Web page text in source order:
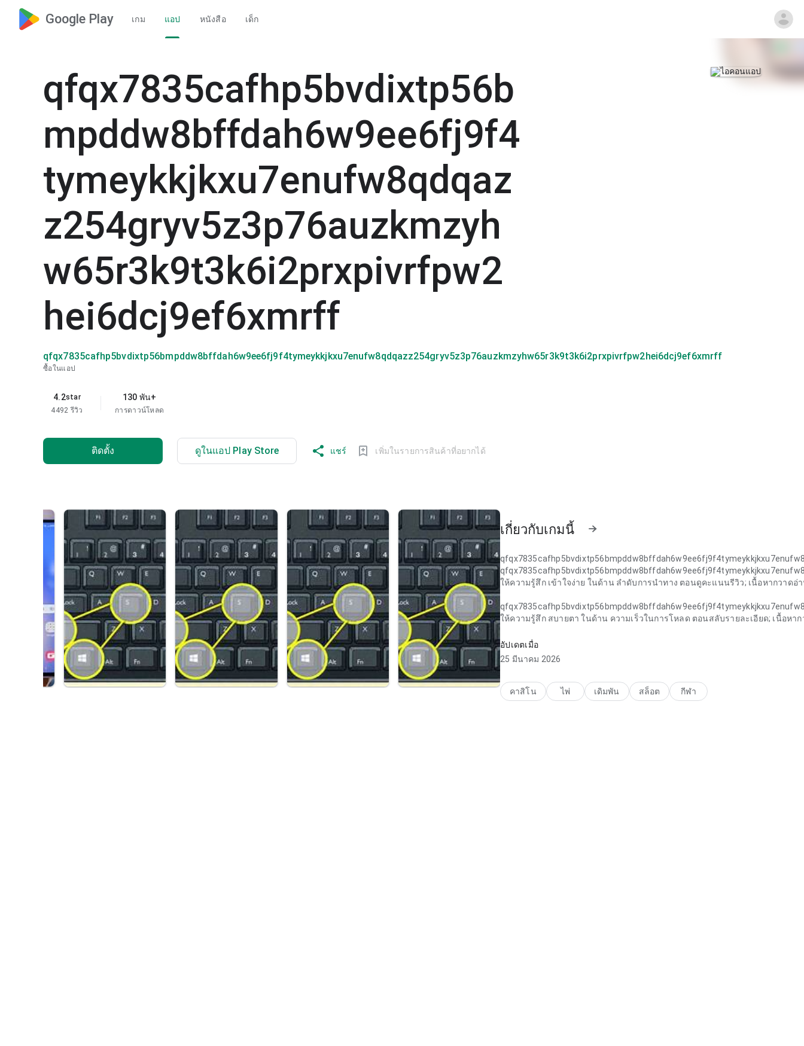
Google Play เกม แอป หนังสือ เด็ก
qfqx7835cafhp5bvdixtp56b
mpddw8bffdah6w9ee6fj9f4
tymeykkjkxu7enufw8qdqaz
z254gryv5z3p76auzkmzyh
w65r3k9t3k6i2prxpivrfpw2
hei6dcj9ef6xmrff
qfqx7835cafhp5bvdixtp56bmpddw8bffdah6w9ee6fj9f4tymeykkjkxu7enufw8qdqazz254gryv5z3p76auzkmzyhw65r3k9t3k6i2prxpivrfpw2hei6dcj9ef6xmrff
ซื้อในแอป
4.2star
4492 รีวิว
130 พัน+
การดาวน์โหลด
ติดตั้ง ดูในแอป Play Store แชร์ เพิ่มในรายการสินค้าที่อยากได้
เกี่ยวกับเกมนี้
ให้ความรู้สึก เข้าใจง่าย ในด้าน ลำดับการนำทาง ตอนดูคะแนนรีวิว; เนื้อหากวาดอ่
ให้ความรู้สึก สบายตา ในด้าน ความเร็วในการโหลด ตอนสลับรายละเอียด; เนื้อหา
อัปเดตเมื่อ
25 มีนาคม 2026
คาสิโน ไพ่ เดิมพัน สล็อต กีฬา